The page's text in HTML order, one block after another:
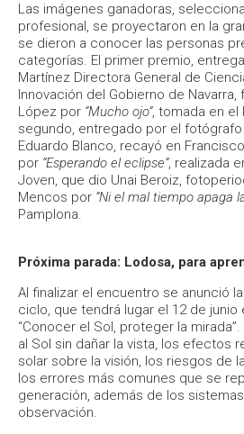
Las imágenes ganadoras,
profesional, se proyectaron en la
se dieron a conocer las personas
categorías. El primer premio,
Martínez Directora General de
Innovación del Gobierno de Navarra,
López por “Mucho ojo”, tomada en el
segundo, entregado por el
Eduardo Blanco, recayó en
por “Esperando el eclipse”, realizada
Joven, que dio Unai Beroiz,
Mencos por “Ni el mal tiempo apaga
Pamplona.
Próxima parada: Lodosa, para
Al finalizar el encuentro se anunció
ciclo, que tendrá lugar el 12 de
“Conocer el Sol, proteger la
al Sol sin dañar la vista, los efectos
solar sobre la visión, los riesgos de
los errores más comunes que se
generación, además de los
observación.